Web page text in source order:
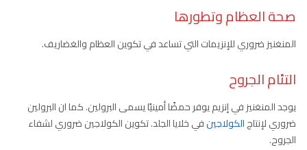
صحة العظام وتطورها
المنغنيز ضروري للإنزيمات التي تساعد في تكوين العظام والغضاريف.
التئام الجروح
يوجد المنغنيز في إنزيم يوفر حمضًا أمينيًا يسمى البرولين. كما ان البرولين
ضروري لإنتاجالكولاجينفي خلايا الجلد. تكوين الكولاجين ضروري لشفاء
الجروح.